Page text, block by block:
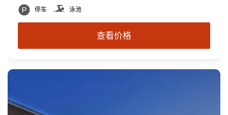
停车 泳池
查看价格